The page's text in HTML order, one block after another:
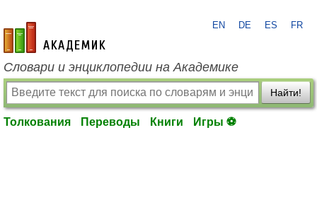
academic.ru
EN DE ES FR
Словари и энциклопедии на Академике
Найти!
Толкования Переводы Книги Игры ⚽